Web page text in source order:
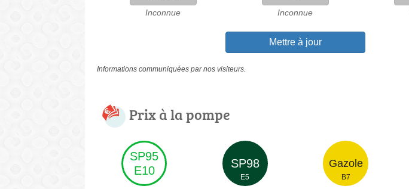
Inconnue Inconnue
Mettre à jour
Informations communiquées par nos visiteurs.
Prix à la pompe
SP95
E10
SP98
E5
Gazole
B7